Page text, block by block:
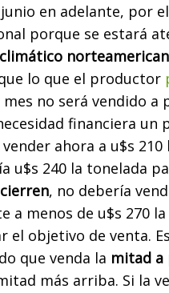
en adelante, por
porque se estará
lo que el productor
mes no será vendido a
financiera un
ahora a u$s
u$s 240 la tonelada
, no debería
a menos de u$s 270
el objetivo de venta.
que venda la mitad a
más arriba. Si la